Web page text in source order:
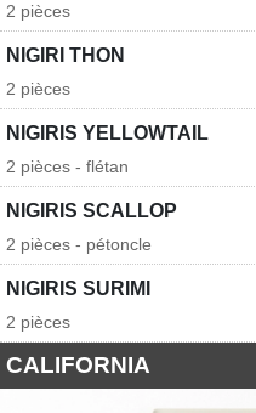
2 pièces
NIGIRI THON
2 pièces
NIGIRIS YELLOWTAIL
2 pièces - flétan
NIGIRIS SCALLOP
2 pièces - pétoncle
NIGIRIS SURIMI
2 pièces
CALIFORNIA